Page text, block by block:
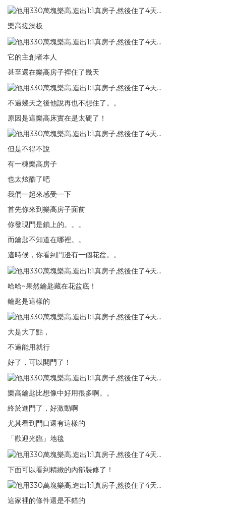
樂高搓澡板
它的主創者本人
甚至還在樂高房子裡住了幾天
不過幾天之後他說再也不想住了。。
原因是這樂高床實在是太硬了！
但是不得不說
有一棟樂高房子
也太炫酷了吧
我們一起來感受一下
首先你來到樂高房子面前
你發現門是鎖上的。。。
而鑰匙不知道在哪裡。。
這時候，你看到門邊有一個花盆。。
哈哈~果然鑰匙藏在花盆底！
鑰匙是這樣的
大是大了點，
不過能用就行
好了，可以開門了！
樂高鑰匙比想像中好用很多啊。。
終於進門了，好激動啊
尤其看到門口還有這樣的
「歡迎光臨」地毯
下面可以看到精緻的內部裝修了！
這家裡的條件還是不錯的